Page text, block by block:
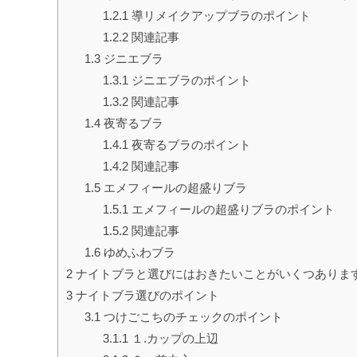
1.2.1 導リメイクアップブラのポイント
1.2.2関連記事
1.3ジニエブラ
1.3.1 ジニエブラのポイント
1.3.2関連記事
1.4夜寄るブラ
1.4.1 夜寄るブラのポイント
1.4.2関連記事
1.5エメフィールの超盛りブラ
1.5.1 エメフィールの超盛りブラのポイント
1.5.2関連記事
1.6ゆめふわブラ
2 ナイトブラと選びにはおきたいことがいくつありま
3 ナイトブラ選びのポイント
3.1 つけごこちのチェックのポイント
3.1.1 １.カップの上辺